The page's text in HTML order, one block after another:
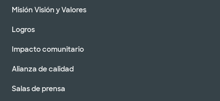
Misión Visión y Valores
Logros
Impacto comunitario
Alianza de calidad
Salas de prensa